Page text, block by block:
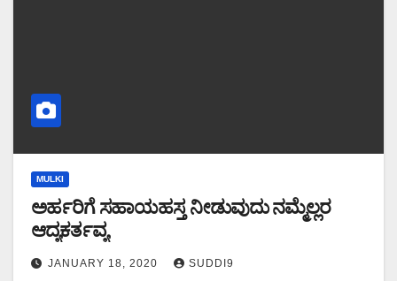
MULKI
ಅರ್ಹರಿಗೆ ಸಹಾಯಹಸ್ತ ನೀಡುವುದು ನಮ್ಮೆಲ್ಲರ
ಆದ್ಯಕರ್ತವ್ಯ
JANUARY 18, 2020 SUDDI9